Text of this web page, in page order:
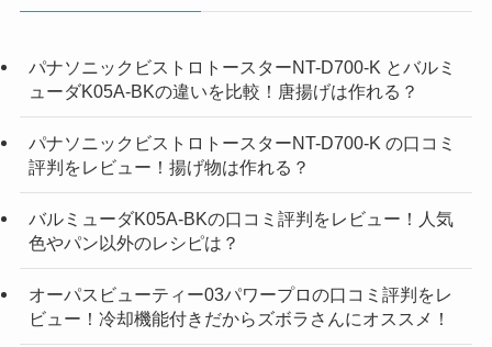
パナソニックビストロトースターNT-D700-K とバルミ
ューダK05A-BKの違いを比較！唐揚げは作れる？
パナソニックビストロトースターNT-D700-K の口コミ
評判をレビュー！揚げ物は作れる？
バルミューダK05A-BKの口コミ評判をレビュー！人気
色やパン以外のレシピは？
オーパスビューティー03パワープロの口コミ評判をレ
ビュー！冷却機能付きだからズボラさんにオススメ！